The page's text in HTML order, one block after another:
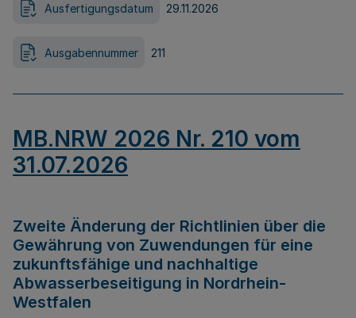
Ausfertigungsdatum 29.11.2026
Ausgabennummer 211
MB.NRW 2026 Nr. 210 vom
31.07.2026
Zweite Änderung der Richtlinien über die
Gewährung von Zuwendungen für eine
zukunftsfähige und nachhaltige
Abwasserbeseitigung in Nordrhein-
Westfalen